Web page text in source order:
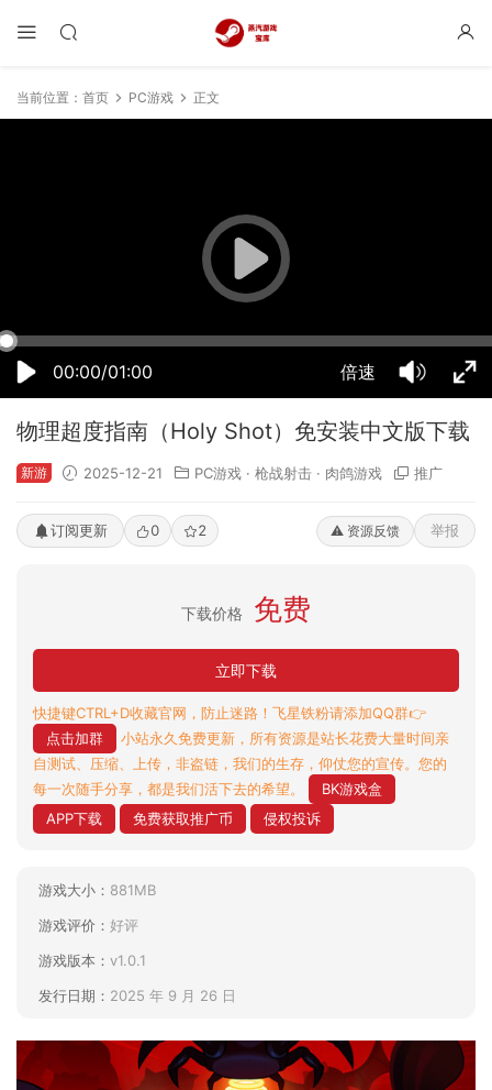
当前位置： 首页 PC游戏 正文
00:00/01:00 倍速
50% 75% 100%
物理超度指南（Holy Shot）免安装中文版下载
新游 2025-12-21 PC游戏 · 枪战射击 · 肉鸽游戏 推广
订阅更新 0 2 ⚠️ 资源反馈 举报
下载价格 免费
立即下载
快捷键CTRL+D收藏官网，防止迷路！飞星铁粉请添加QQ群👉
点击加群
小站永久免费更新，所有资源是站长花费大量时间亲
自测试、压缩、上传，非盗链，我们的生存，仰仗您的宣传。您的
每一次随手分享，都是我们活下去的希望。
BK游戏盒
APP下载
免费获取推广币 侵权投诉
游戏大小： 881MB
游戏评价： 好评
游戏版本： v1.0.1
发行日期： 2025 年 9 月 26 日